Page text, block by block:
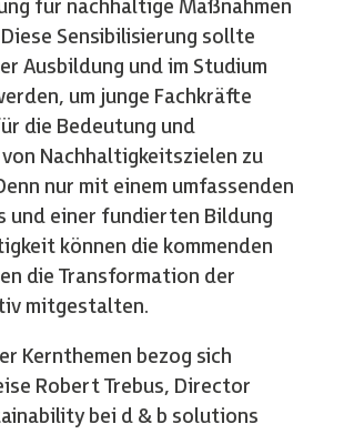
für nachhaltige Maßnahmen
Sensibilisierung sollte
Ausbildung und im Studium
um junge Fachkräfte
die Bedeutung und
von Nachhaltigkeitszielen zu
nur mit einem umfassenden
und einer fundierten Bildung
können die kommenden
die Transformation der
mitgestalten.
Kernthemen bezog sich
Robert Trebus, Director
bei d & b solutions